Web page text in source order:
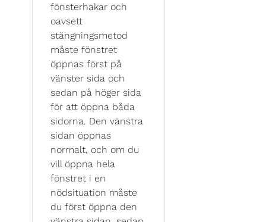
fönsterhakar och
oavsett
stängningsmetod
måste fönstret
öppnas först på
vänster sida och
sedan på höger sida
för att öppna båda
sidorna. Den vänstra
sidan öppnas
normalt, och om du
vill öppna hela
fönstret i en
nödsituation måste
du först öppna den